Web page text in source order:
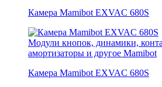
Камера Mamibot EXVAC 680S
Модули кнопок, динамики,
амортизаторы и другое Mamibot
Камера Mamibot EXVAC 680S